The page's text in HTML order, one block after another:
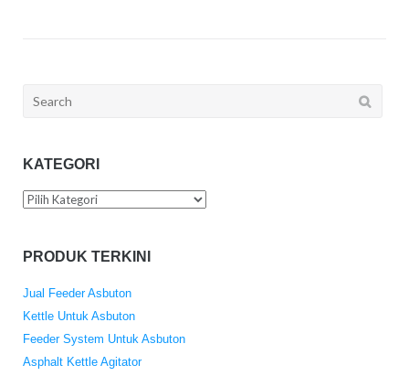
Search
KATEGORI
Kategori
PRODUK TERKINI
Jual Feeder Asbuton
Kettle Untuk Asbuton
Feeder System Untuk Asbuton
Asphalt Kettle Agitator